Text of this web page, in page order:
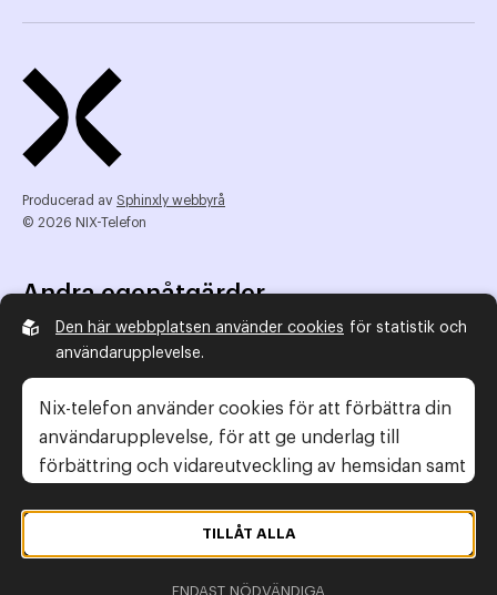
Producerad av Sphinxly webbyrå
© 2026 NIX-Telefon
Andra egenåtgärder
NIX Telefon
NIX addresserat
Reklamombudsmannen
Konsumentverket
Legal information
Gör anmälan
Personuppgiftspolicy
Den här webbplatsen använder cookies för statistik och
användarupplevelse.
Nix-telefon använder cookies för att förbättra din
användarupplevelse, för att ge underlag till
förbättring och vidareutveckling av hemsidan samt
personuppgiftspolicy
ENDAST NÖDVÄNDIGA
TILLÅT ALLA